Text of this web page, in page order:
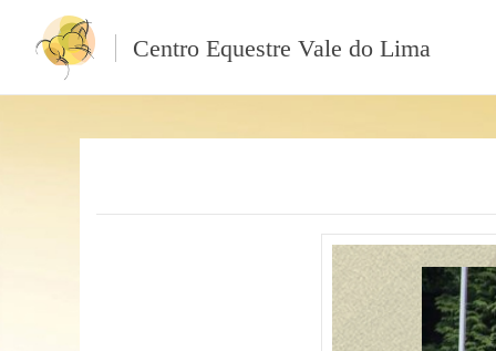
Centro Equestre Vale do Lima